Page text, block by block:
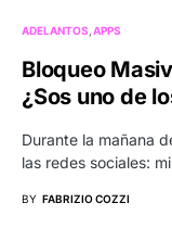
ADELANTOS APPS
Bloqueo
¿Sos uno de
Durante la mañana
las redes sociales:
BY FABRIZIO COZZI